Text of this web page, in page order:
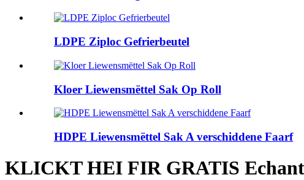
LDPE Ziploc Gefrierbeutel
Kloer Liewensmëttel Sak Op Roll
HDPE Liewensmëttel Sak A verschiddene Faarf
KLICKT HEI FIR GRATIS